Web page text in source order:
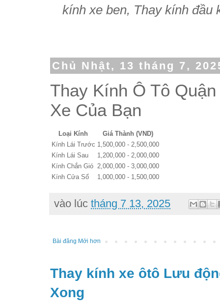
kính xe ben, Thay kính đầu
Chủ Nhật, 13 tháng 7,
Thay Kính Ô Tô
Xe Của Bạn
Loại Kính
Giá Thành (VND)
Kính Lái Trước 1,500,000 - 2,500,000
Kính Lái Sau
1,200,000 - 2,000,000
Kính Chắn Gió 2,000,000 - 3,000,000
Kính Cửa Sổ
1,000,000 - 1,500,000
vào lúc tháng 7 13, 2025
Bài đăng Mới hơn
Thay kính xe ôtô Lưu
Xong